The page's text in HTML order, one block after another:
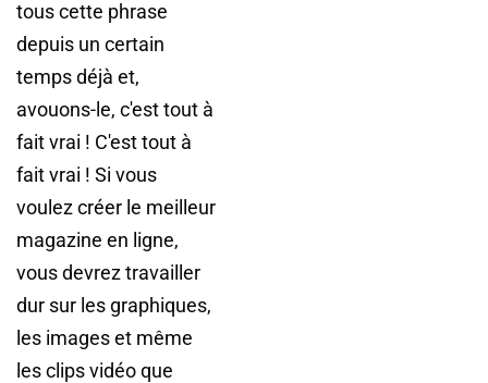
tous cette phrase
depuis un certain
temps déjà et,
avouons-le, c'est tout à
fait vrai ! C'est tout à
fait vrai ! Si vous
voulez créer le meilleur
magazine en ligne,
vous devrez travailler
dur sur les graphiques,
les images et même
les clips vidéo que